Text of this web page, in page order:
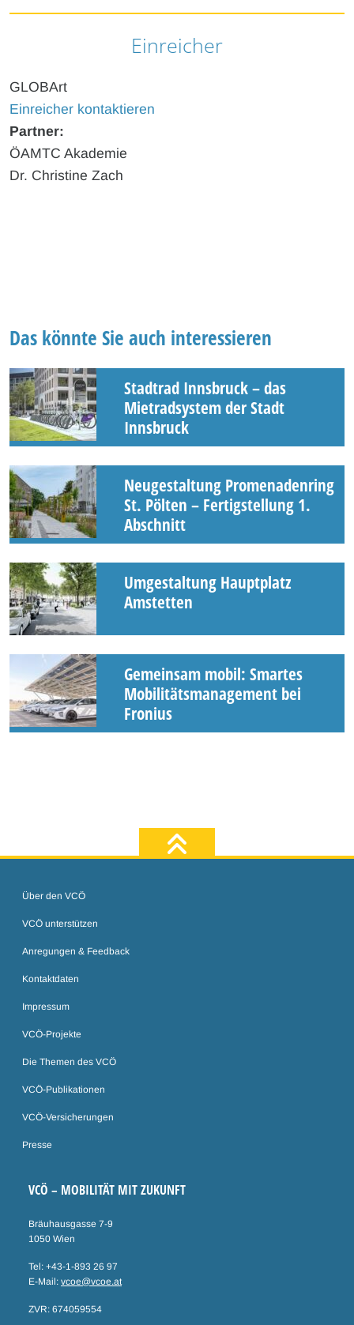
Einreicher
GLOBArt
Einreicher kontaktieren
Partner:
ÖAMTC Akademie
Dr. Christine Zach
Das könnte Sie auch interessieren
Stadtrad Innsbruck – das
Mietradsystem der Stadt
Innsbruck
Neugestaltung Promenadenring
St. Pölten – Fertigstellung 1.
Abschnitt
Umgestaltung Hauptplatz
Amstetten
Gemeinsam mobil: Smartes
Mobilitätsmanagement bei
Fronius
Über den VCÖ
VCÖ unterstützen
Anregungen & Feedback
Kontaktdaten
Impressum
VCÖ-Projekte
Die Themen des VCÖ
VCÖ-Publikationen
VCÖ-Versicherungen
Presse
VCÖ – MOBILITÄT MIT ZUKUNFT
Bräuhausgasse 7-9
1050 Wien
Tel: +43-1-893 26 97
E-Mail: vcoe@vcoe.at
ZVR: 674059554